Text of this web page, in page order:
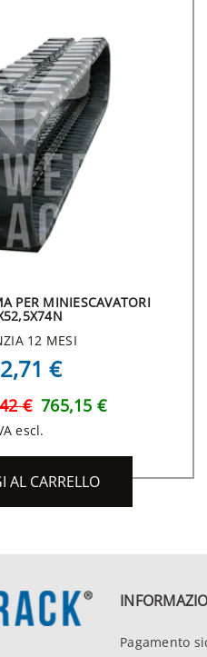
PER MINIESCAVATORI
12 MESI
€
€ 765,15 €
escl.
AL CARRELLO
Pagamento